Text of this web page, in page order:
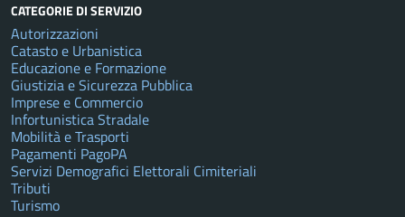
CATEGORIE DI SERVIZIO
Autorizzazioni
Catasto e Urbanistica
Educazione e Formazione
Giustizia e Sicurezza Pubblica
Imprese e Commercio
Infortunistica Stradale
Mobilità e Trasporti
Pagamenti PagoPA
Servizi Demografici Elettorali Cimiteriali
Tributi
Turismo